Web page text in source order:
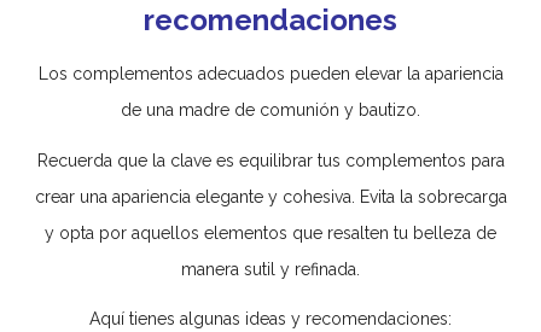
recomendaciones
Los complementos adecuados pueden elevar la apariencia
de una madre de comunión y bautizo.
Recuerda que la clave es equilibrar tus complementos para
crear una apariencia elegante y cohesiva. Evita la sobrecarga
y opta por aquellos elementos que resalten tu belleza de
manera sutil y refinada.
Aquí tienes algunas ideas y recomendaciones: